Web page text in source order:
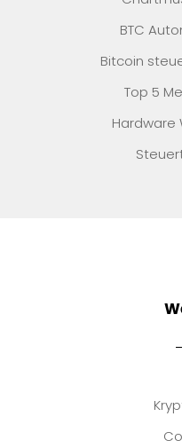
BTC
Bitcoin
Top 5
Hardware